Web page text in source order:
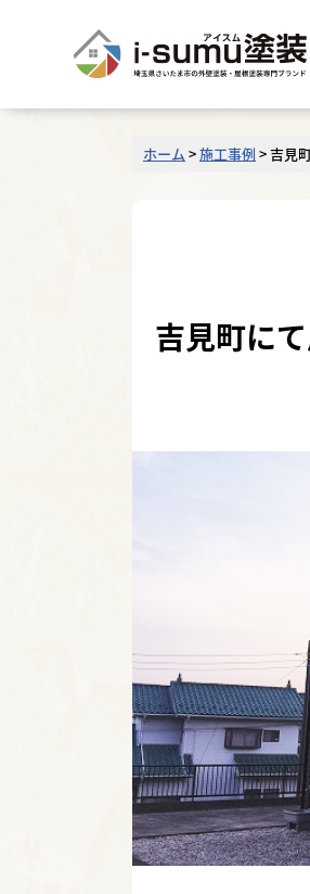
ホーム >施工事例 >吉見
吉見町に